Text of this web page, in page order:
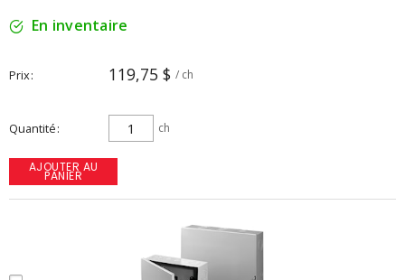
En inventaire
Prix 119,75 $ / ch
Quantité ch
AJOUTER AU
PANIER